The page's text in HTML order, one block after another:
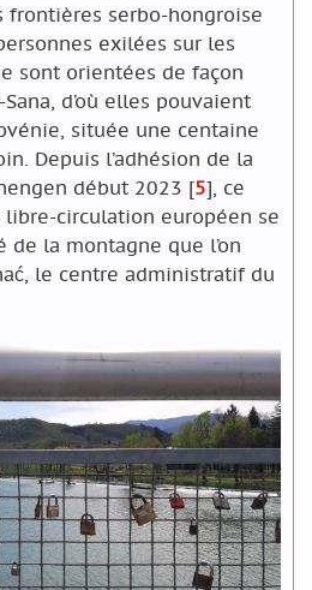
frontières serbo-hongroise
exilées sur les
sont orientées de façon
d’où elles pouvaient
située une centaine
Depuis l’adhésion de la
début 2023 [5], ce
circulation européen se
de la montagne que l’on
le centre administratif du